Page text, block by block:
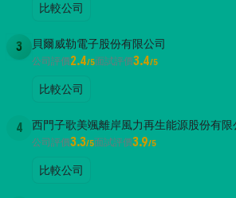
比較公司
3 貝爾威勒電子股份有限公司
公司評價2.4/5面試評價3.4/5
比較公司
4 西門子歌美颯離岸風力再生能源股份有限
公司評價3.3/5面試評價3.9/5
比較公司